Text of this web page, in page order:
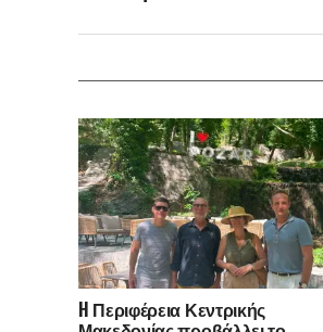
H Περιφέρεια Κεντρικής